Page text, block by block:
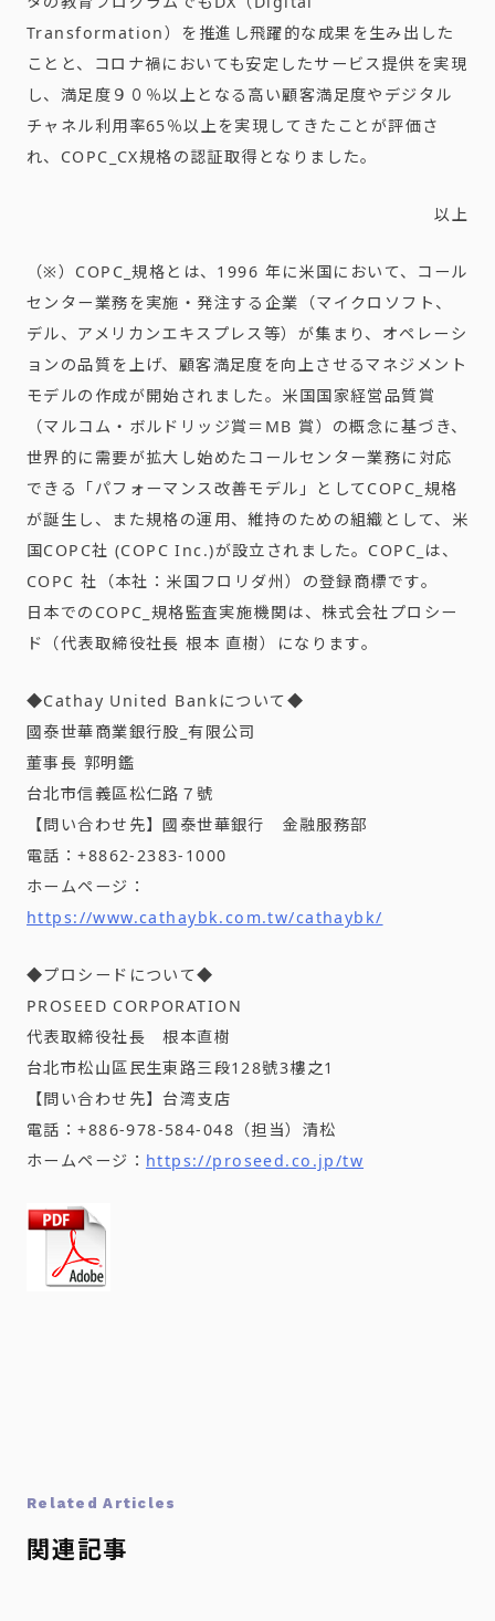
Transformation）を推進し飛躍的な成果を生み出した
ことと、コロナ禍においても安定したサービス提供を実現
し、満足度９０％以上となる高い顧客満足度やデジタル
チャネル利用率65％以上を実現してきたことが評価さ
れ、COPC_CX規格の認証取得となりました。
以上
（※）COPC_規格とは、1996 年に米国において、コール
センター業務を実施・発注する企業（マイクロソフト、
デル、アメリカンエキスプレス等）が集まり、オペレーシ
ョンの品質を上げ、顧客満足度を向上させるマネジメント
モデルの作成が開始されました。米国国家経営品質賞
（マルコム・ボルドリッジ賞＝MB 賞）の概念に基づき、
世界的に需要が拡大し始めたコールセンター業務に対応
できる「パフォーマンス改善モデル」としてCOPC_規格
が誕生し、また規格の運用、維持のための組織として、米
国COPC社 (COPC Inc.)が設立されました。COPC_は、
COPC 社（本社：米国フロリダ州）の登録商標です。
日本でのCOPC_規格監査実施機関は、株式会社プロシー
ド（代表取締役社長 根本 直樹）になります。
◆Cathay United Bankについて◆
國泰世華商業銀行股_有限公司
董事長 郭明鑑
台北市信義區松仁路７號
【問い合わせ先】國泰世華銀行 金融服務部
電話：+8862-2383-1000
ホームページ：
https://www.cathaybk.com.tw/cathaybk/
◆プロシードについて◆
PROSEED CORPORATION
代表取締役社長 根本直樹
台北市松山區民生東路三段128號3樓之1
【問い合わせ先】台湾支店
電話：+886-978-584-048（担当）清松
ホームページ： https://proseed.co.jp/tw
Related Articles
関連記事